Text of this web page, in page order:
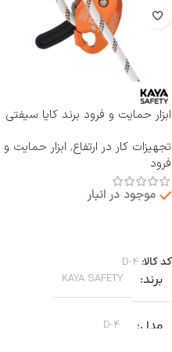
ابزار حمایت و فرود برند کایا سیفتی
تجهیزات کار در ارتفاع, ابزار حمایت و
فرود
موجود در انبار
کد کالا: D-4
برند KAYA SAFETY
مدل D-4